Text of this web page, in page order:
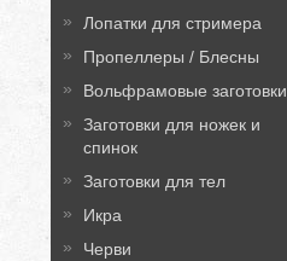
Лопатки для стримера
Пропеллеры / Блесны
Вольфрамовые заготовки
Заготовки для ножек и
спинок
Заготовки для тел
Икра
Черви